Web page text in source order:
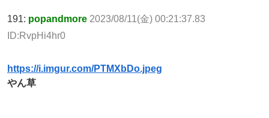
191: popandmore 2023/08/11(金) 00:21:37.83
ID:RvpHi4hr0
https://i.imgur.com/PTMXbDo.jpeg
やん草